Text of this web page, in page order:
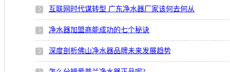
互联网时代谋转型 广东净水器厂家该何去何从
净水器加盟商能成功的七个秘诀
深度剖析佛山净水器品牌未来发展趋势